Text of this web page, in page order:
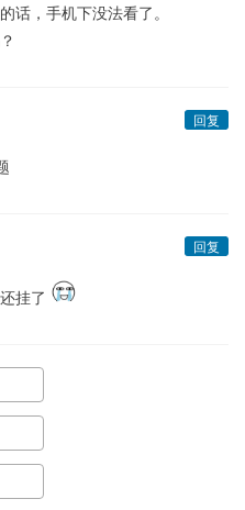
话，手机下没法看了。
回复
回复
挂了